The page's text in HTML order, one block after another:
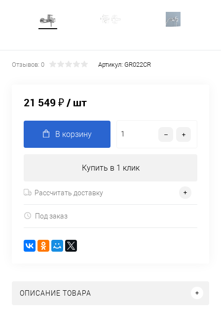
Отзывов: 0 Артикул: GR022CR
21 549 ₽/ шт
В корзину
Купить в 1 клик
Рассчитать доставку
Под заказ
ОПИСАНИЕ ТОВАРА